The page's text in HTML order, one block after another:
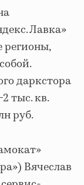
Лавка»
регионы,
даркстора
тыс. кв.
руб.
Вячеслав